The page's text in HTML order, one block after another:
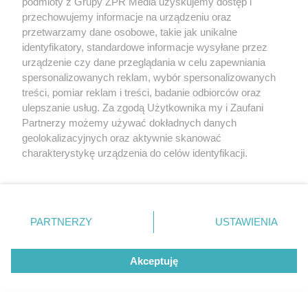
Dramat w Kamiennej Górze. 15-latek
zaatakowany ostrym narzędziem
Wkurzony rolnik zaorał świeży asfalt w
Gliwicach. Nagranie z demolką podbija sieć
przechowujemy informacje na urządzeniu oraz
przetwarzamy dane osobowe, takie jak unikalne
identyfikatory, standardowe informacje wysyłane przez
urządzenie czy dane przeglądania w celu zapewniania
spersonalizowanych reklam, wybór spersonalizowanych
treści, pomiar reklam i treści, badanie odbiorców oraz
ulepszanie usług. Za zgodą Użytkownika my i Zaufani
Partnerzy możemy używać dokładnych danych
geolokalizacyjnych oraz aktywnie skanować
charakterystykę urządzenia do celów identyfikacji.
zmienić/wycofać klikając przycisk ustawień prywatności
znajdujący się w lewym dolnym rogu strony
rodzaje przetwarzania danych nie wymagają zgody
użytkownika, ale masz prawo sprzeciwić się takiemu
przetwarzaniu. Preferencje będą miały zastosowanie tylko
PARTNERZY USTAWIENIA
Akceptuję